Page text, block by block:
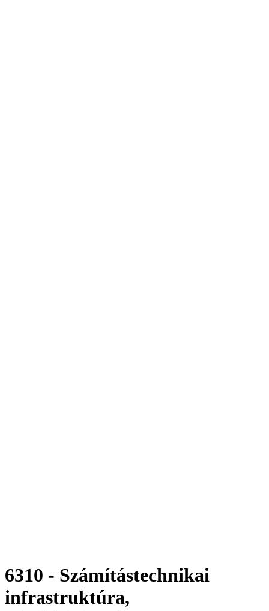
6310 - Számítástechnikai
infrastruktúra,